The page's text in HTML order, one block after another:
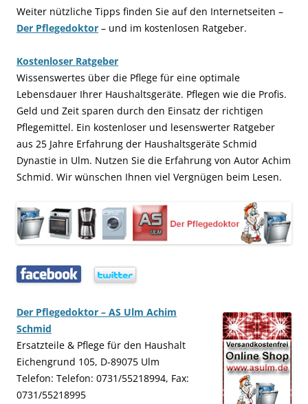
Weiter nützliche Tipps finden Sie auf den Internetseiten –
Der Pflegedoktor – und im kostenlosen Ratgeber.
Kostenloser Ratgeber
Wissenswertes über die Pflege für eine optimale
Lebensdauer Ihrer Haushaltsgeräte. Pflegen wie die Profis.
Geld und Zeit sparen durch den Einsatz der richtigen
Pflegemittel. Ein kostenloser und lesenswerter Ratgeber
aus 25 Jahre Erfahrung der Haushaltsgeräte Schmid
Dynastie in Ulm. Nutzen Sie die Erfahrung von Autor Achim
Schmid. Wir wünschen Ihnen viel Vergnügen beim Lesen.
Der Pflegedoktor – AS Ulm Achim
Schmid
Ersatzteile & Pflege für den Haushalt
Eichengrund 105, D-89075 Ulm
Telefon: Telefon: 0731/55218994, Fax:
0731/55218995